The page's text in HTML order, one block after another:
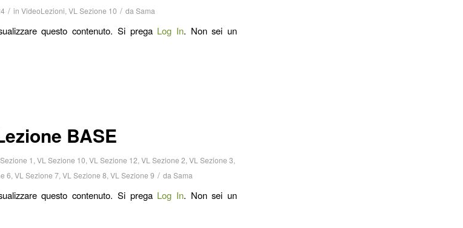
/ in VideoLezioni, VL Sezione 10 / da Sama
questo contenuto. Si prega Log In. Non sei un
BASE
1 , VL Sezione 10, VL Sezione 12, VL Sezione 2, VL Sezione 3,
6, VL Sezione 7, VL Sezione 8, VL Sezione 9 / da Sama
questo contenuto. Si prega Log In. Non sei un